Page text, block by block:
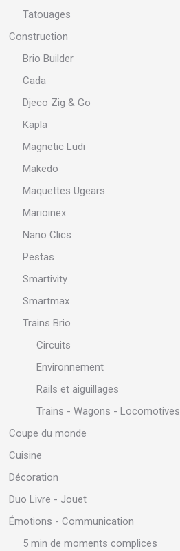
Tatouages
Construction
Brio Builder
Cada
Djeco Zig & Go
Kapla
Magnetic Ludi
Makedo
Maquettes Ugears
Marioinex
Nano Clics
Pestas
Smartivity
Smartmax
Trains Brio
Circuits
Environnement
Rails et aiguillages
Trains - Wagons - Locomotives
Coupe du monde
Cuisine
Décoration
Duo Livre - Jouet
Émotions - Communication
5 min de moments complices